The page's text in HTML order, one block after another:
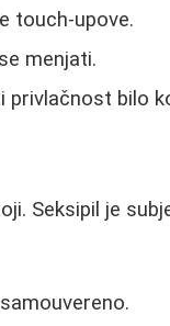
touch-upove.
menjati.
bilo
Seksipil je